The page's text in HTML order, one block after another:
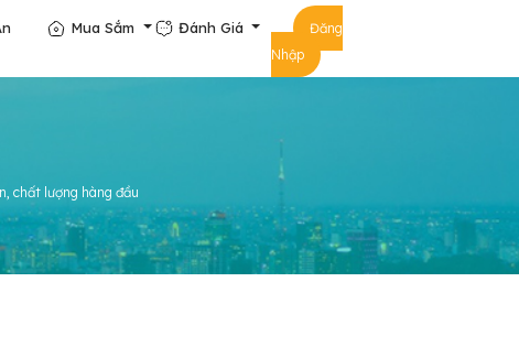
Mua Sắm Đánh Giá
Đăng
Nhập
chất lượng hàng đầu